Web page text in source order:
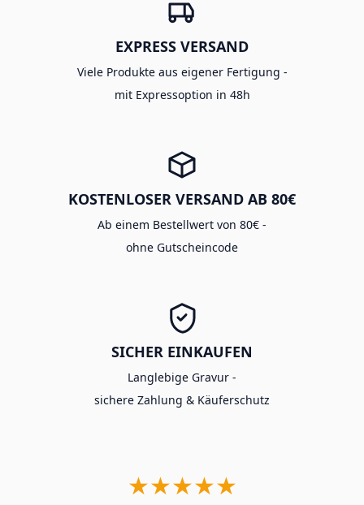
EXPRESS VERSAND
Viele Produkte aus eigener Fertigung -
mit Expressoption in 48h
KOSTENLOSER VERSAND AB 80€
Ab einem Bestellwert von 80€ -
ohne Gutscheincode
SICHER EINKAUFEN
Langlebige Gravur -
sichere Zahlung & Käuferschutz
★★★★★